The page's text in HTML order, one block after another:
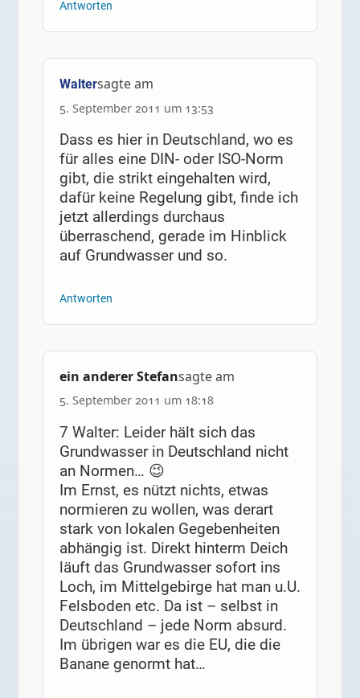
Antworten
Waltersagte am
5. September 2011 um 13:53
Dass es hier in Deutschland, wo es
für alles eine DIN- oder ISO-Norm
gibt, die strikt eingehalten wird,
dafür keine Regelung gibt, finde ich
jetzt allerdings durchaus
überraschend, gerade im Hinblick
auf Grundwasser und so.
Antworten
ein anderer Stefansagte am
5. September 2011 um 18:18
7 Walter: Leider hält sich das
Grundwasser in Deutschland nicht
an Normen… 😉
Im Ernst, es nützt nichts, etwas
normieren zu wollen, was derart
stark von lokalen Gegebenheiten
abhängig ist. Direkt hinterm Deich
läuft das Grundwasser sofort ins
Loch, im Mittelgebirge hat man u.U.
Felsboden etc. Da ist – selbst in
Deutschland – jede Norm absurd.
Im übrigen war es die EU, die die
Banane genormt hat…